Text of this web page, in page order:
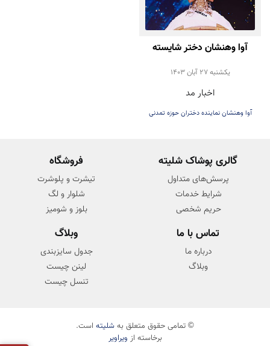
آوا وهنشان دختر شایسته
پارسی با لباسی از ایران باستان
در مسابقات میس یونیورس
يكشنبه 27 آبان 1403
اخبار مد
آوا وهنشان نماینده دختران حوزه تمدنی
گالری پوشاک شلیته
پرسش‌های متداول
شرایط خدمات
حریم شخصی
فروشگاه
تیشرت و پلوشرت
شلوار و لگ
بلوز و شومیز
تماس با ما
درباره ما
وبلاگ
وبلاگ
جدول سایزبندی
لینن چیست
تنسل چیست
© تمامی حقوق متعلق به شلیته است.
برخاسته از ویراویر